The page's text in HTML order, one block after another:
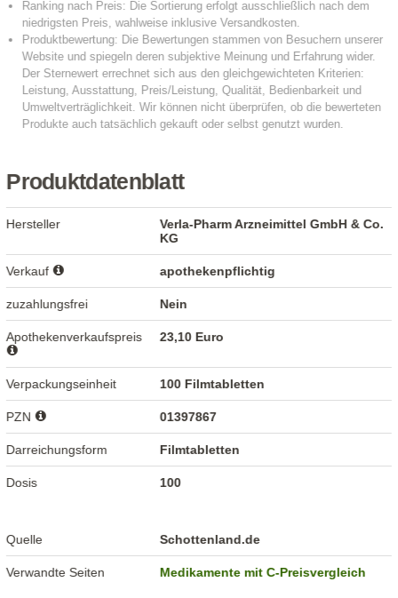
Produktdatenblatt
Hersteller
Verla-Pharm Arzneimittel GmbH & Co.
KG
Verkauf apothekenpflichtig
zuzahlungsfrei Nein
Apothekenverkaufspreis 23,10 Euro
Verpackungseinheit 100 Filmtabletten
PZN 01397867
Darreichungsform Filmtabletten
Dosis 100
Quelle Schottenland.de
Verwandte Seiten Medikamente mit C-Preisvergleich